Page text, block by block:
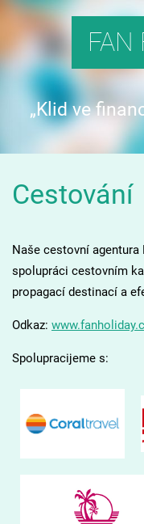
FAN
„Klid ve
Cestování
Naše cestovní
spolupráci cestovním
propagací destinací a
Odkaz:
Spolupracijeme s: